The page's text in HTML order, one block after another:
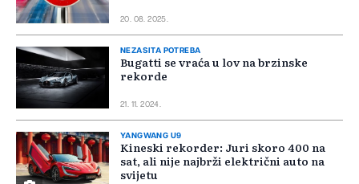
20. 08. 2025.
NEZASITA POTREBA
Bugatti se vraća u lov na brzinske
rekorde
21. 11. 2024.
YANGWANG U9
Kineski rekorder: Juri skoro 400 na
sat, ali nije najbrži električni auto na
svijetu